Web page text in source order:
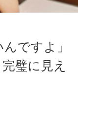
ですよ」
璧に見え